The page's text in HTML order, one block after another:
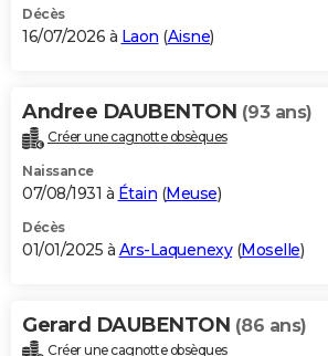
BONS PLANS
Carte de Noël
Carte Bonne année
Carte Saint-Valentin
Carte Pâques
Carte d'anniversaire
DICTIONNAIRE
Dictionnaire
Biographies
Citations
Expressions
Proverbes
PROGRAMME TV
S'inscrire
Se connecter
Lycées
Collèges
Primaires
Universités
Entreprises
Service militaire
Avis de recherche
AVIS DE DÉCÈS
Bricolage
Lifestyle
Culture
Sport
Auto
Television
Voyage
Cinema
Décès
16/07/2026 à Laon (Aisne)
Andree DAUBENTON (93 ans)
Créer une cagnotte obsèques
Naissance
07/08/1931 à Étain (Meuse)
Décès
01/01/2025 à Ars-Laquenexy(Moselle)
Gerard DAUBENTON (86 ans)
Créer une cagnotte obsèques